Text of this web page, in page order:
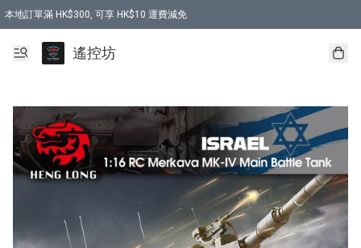
本地訂單滿 HK$300, 可享 HK$10 運費減免
購買 7.6V 6500mah 70C 電池 送 7.6V USB充電器
遙控坊